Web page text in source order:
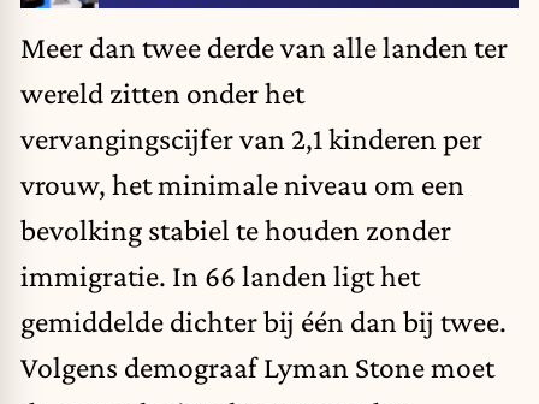
Meer dan twee derde van alle landen ter
wereld zitten onder het
vervangingscijfer van 2,1 kinderen per
vrouw, het minimale niveau om een
bevolking stabiel te houden zonder
immigratie. In 66 landen ligt het
gemiddelde dichter bij één dan bij twee.
Volgens demograaf Lyman Stone moet